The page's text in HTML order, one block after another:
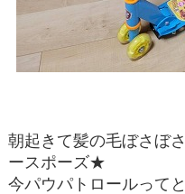
朝起きて髪の毛ぼさぼ
ースポーズ★
今パウパトロールって